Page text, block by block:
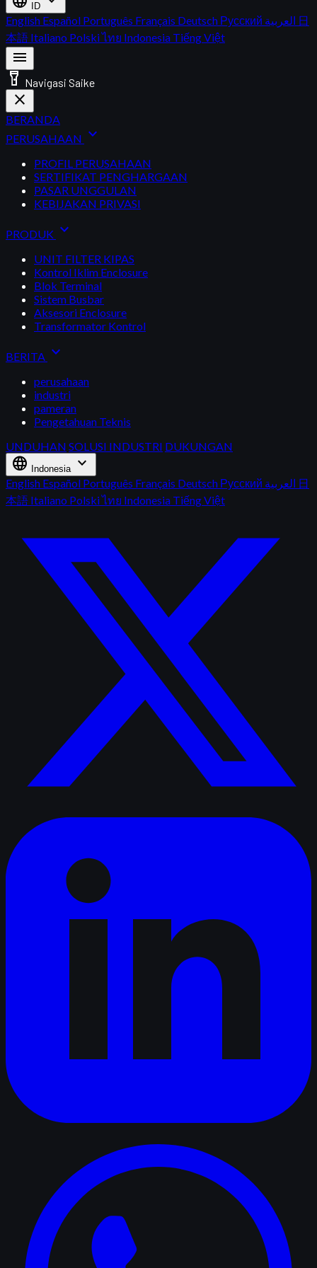
ID
English Español Português Français Deutsch Русский
日
本語 Italiano Polskiไทย Indonesia Tiếng Việt
menu
flashlight_on Navigasi Saike
close
BERANDA
PERUSAHAAN expand_more
PROFIL PERUSAHAAN
SERTIFIKAT PENGHARGAAN
PASAR UNGGULAN
KEBIJAKAN PRIVASI
PRODUK expand_more
UNIT FILTER KIPAS
Kontrol Iklim Enclosure
Blok Terminal
Sistem Busbar
Aksesori Enclosure
Transformator Kontrol
BERITA expand_more
perusahaan
industri
pameran
Pengetahuan Teknis
UNDUHAN SOLUSI INDUSTRI DUKUNGAN
language Indonesia expand_more
English Español Português Français Deutsch Русский
日
本語 Italiano Polskiไทย Indonesia Tiếng Việt